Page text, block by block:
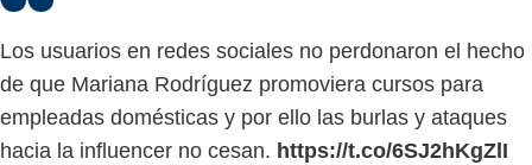
Los usuarios en redes sociales no perdonaron el hecho
de que Mariana Rodríguez promoviera cursos para
empleadas domésticas y por ello las burlas y ataques
hacia la influencer no cesan. https://t.co/6SJ2hKgZlI